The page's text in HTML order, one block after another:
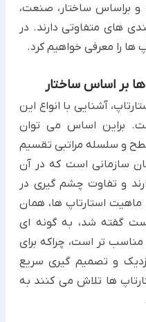
و براساس ساختار، صنعت،
های متفاوتی دارند. در
ها را معرفی خواهیم کرد.
بر اساس ساختار
آشنایی با انواع این
براین اساس می توان
و سلسله مراتبی تقسیم
سازمانی است که در آن
و تفاوت چشم گیری در
ماهیت استارتاپ ها، همان
گفته شد، به گونه ای
تر است، چراکه برای
و تصمیم گیری سریع
ها تلاش می کنند به